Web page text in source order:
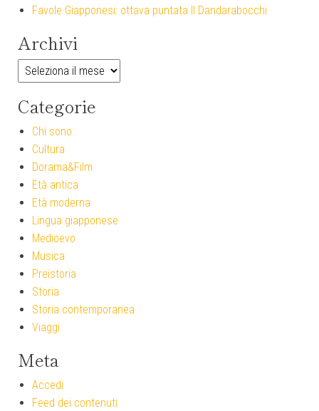
Favole Giapponesi: ottava puntata Il Dandarabocchi
Archivi
Archivi
Categorie
Chi sono
Cultura
Dorama&Film
Età antica
Età moderna
Lingua giapponese
Medioevo
Musica
Preistoria
Storia
Storia contemporanea
Viaggi
Meta
Accedi
Feed dei contenuti